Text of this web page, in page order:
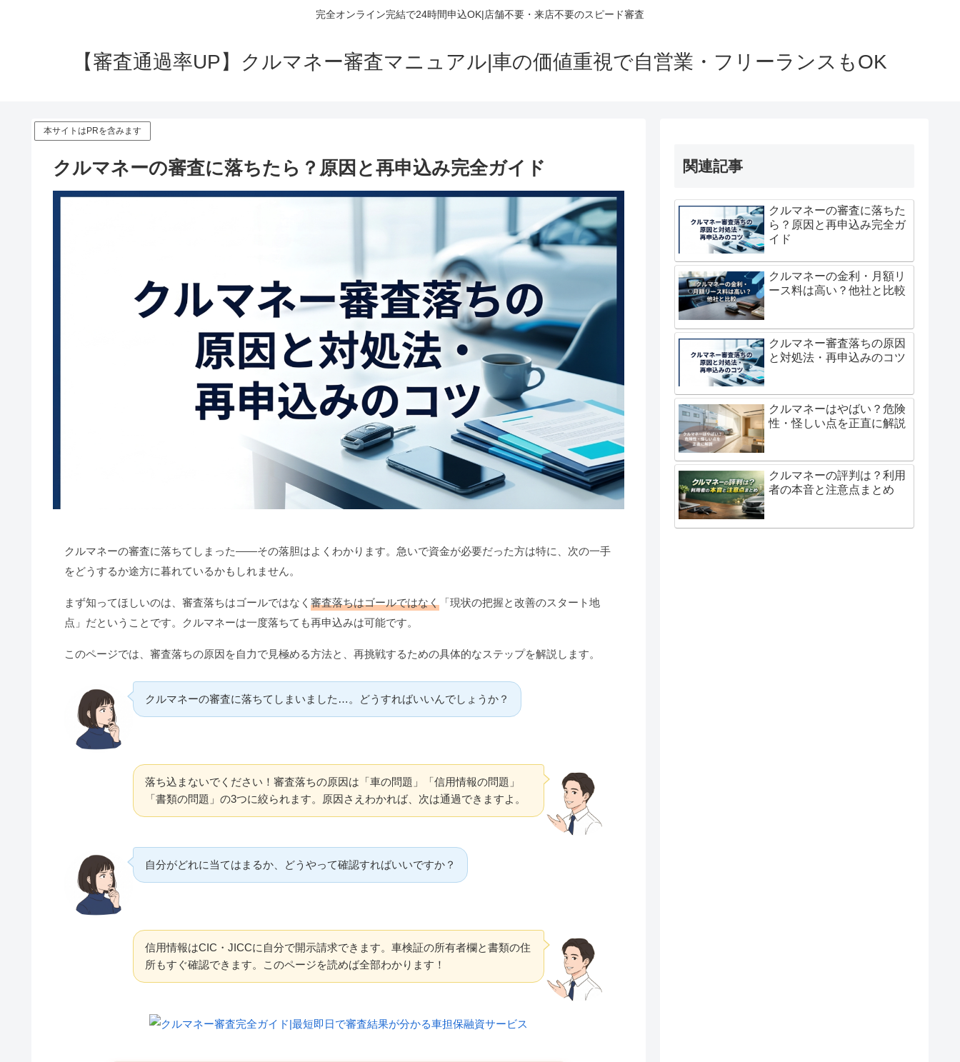
完全オンライン完結で24時間申込OK|店舗不要・来店不要のスピード審査
【審査通過率UP】クルマネー審査マニュアル|車の価値重視で自営業・フリーランスもOK
本サイトはPRを含みます
クルマネーの審査に落ちたら？原因と再申込み完全ガイド
クルマネーの審査に落ちてしまった——その落胆はよくわかります。急いで資金が必要だった方は特に、次の一手
をどうするか途方に暮れているかもしれません。
まず知ってほしいのは、 審査落ちはゴールではなく 審査落ちはゴールではなく 「現状の把握と改善のスタート地
点」だということです。クルマネーは一度落ちても再申込みは可能です。
このページでは、審査落ちの原因を自力で見極める方法と、再挑戦するための具体的なステップを解説します。
クルマネーの審査に落ちてしまいました…。どうすればいいんでしょうか？
落ち込まないでください！審査落ちの原因は「車の問題」「信用情報の問題」
「書類の問題」の3つに絞られます。原因さえわかれば、次は通過できますよ。
自分がどれに当てはまるか、どうやって確認すればいいですか？
信用情報はCIC・JICCに自分で開示請求できます。車検証の所有者欄と書類の住
所もすぐ確認できます。このページを読めば全部わかります！
関連記事
クルマネーの審査に落ちた
ら？原因と再申込み完全ガ
イド
クルマネーの金利・月額リ
ース料は高い？他社と比較
クルマネー審査落ちの原因
と対処法・再申込みのコツ
クルマネーはやばい？危険
性・怪しい点を正直に解説
クルマネーの評判は？利用
者の本音と注意点まとめ